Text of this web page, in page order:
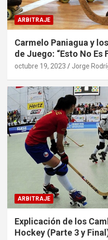
ARBITRAJE
Carmelo Paniagua y
de Juego: “Esto No Es
octubre 19, 2023 Jorge
ARBITRAJE
Explicación de los
Hockey (Parte 3 y